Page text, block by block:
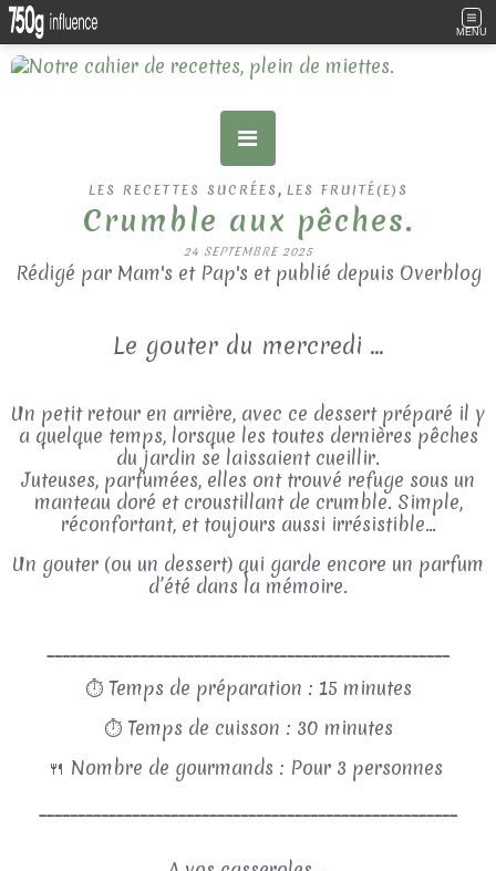
MENU
LES RECETTES SUCRÉES , LES FRUITÉ(E)S
Crumble aux pêches.
24 SEPTEMBRE 2025
Rédigé par Mam's et Pap's et publié depuis Overblog
Le gouter du mercredi ...
Un petit retour en arrière, avec ce dessert préparé il y
a quelque temps, lorsque les toutes dernières pêches
du jardin se laissaient cueillir.
Juteuses, parfumées, elles ont trouvé refuge sous un
manteau doré et croustillant de crumble. Simple,
réconfortant, et toujours aussi irrésistible…
Un gouter (ou un dessert) qui garde encore un parfum
d’été dans la mémoire.
⏱ Temps de préparation : 15 minutes
⏱ Temps de cuisson : 30 minutes
🍴 Nombre de gourmands : Pour 3 personnes